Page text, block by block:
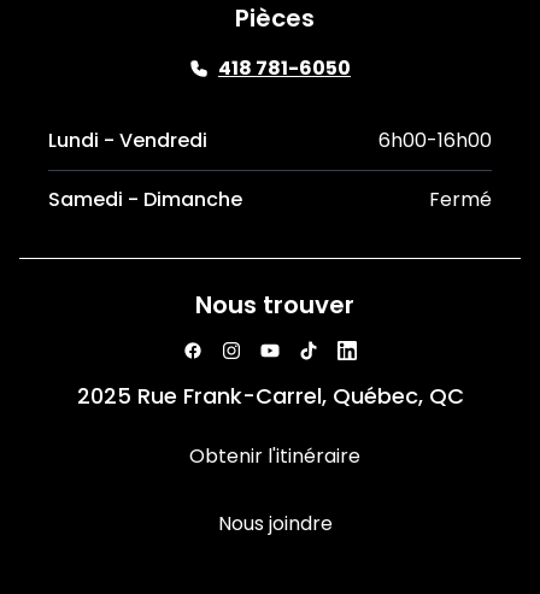
Pièces
418 781-6050
Lundi - Vendredi 6h00-16h00
Samedi - Dimanche Fermé
Nous trouver
2025 Rue Frank-Carrel, Québec, QC
Obtenir l'itinéraire
Nous joindre